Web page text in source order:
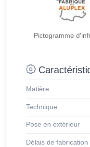
Pictogramme
Matière
Technique
Pose en extérieur
Délais de fabrication